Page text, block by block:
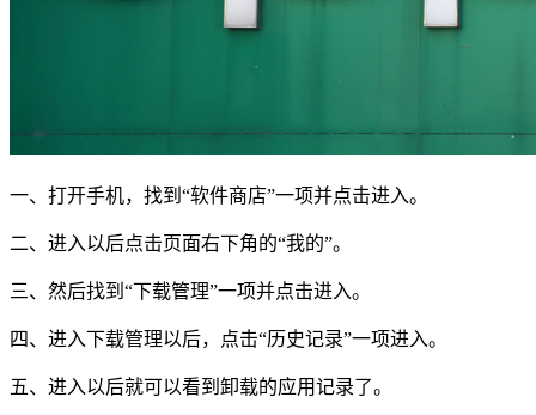
一、打开手机，找到“软件商店”一项并点击进入。
二、进入以后点击页面右下角的“我的”。
三、然后找到“下载管理”一项并点击进入。
四、进入下载管理以后，点击“历史记录”一项进入。
五、进入以后就可以看到卸载的应用记录了。